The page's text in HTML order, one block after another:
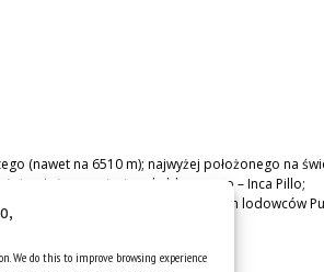
We do this to improve browsing experience
(nawet na 6510 m); najwyżej położonego na
położonego jeziora kalderowego – Inca Pillo;
Pissis, Llullaillaco); największych lodowców